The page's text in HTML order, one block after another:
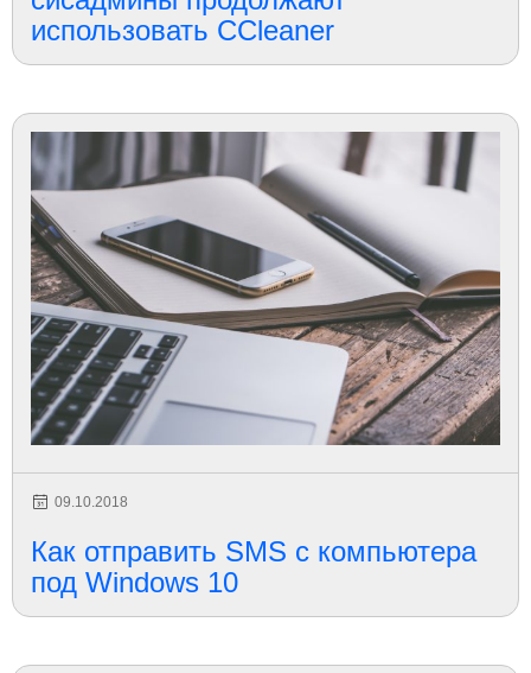
использовать CCleaner
09.10.2018
Как отправить SMS с компьютера
под Windows 10